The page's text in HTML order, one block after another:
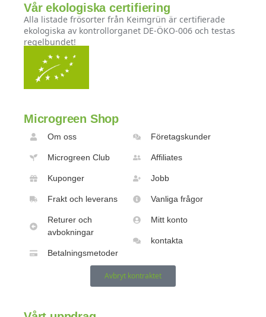
Vår ekologiska certifiering
Alla listade frösorter från Keimgrün är certifierade
ekologiska av kontrollorganet DE-ÖKO-006 och testas
regelbundet!
Microgreen Shop
Om oss
Microgreen Club
Kuponger
Frakt och leverans
Returer och
avbokningar
Betalningsmetoder
Företagskunder
Affiliates
Jobb
Vanliga frågor
Mitt konto
kontakta
Avbryt kontraktet